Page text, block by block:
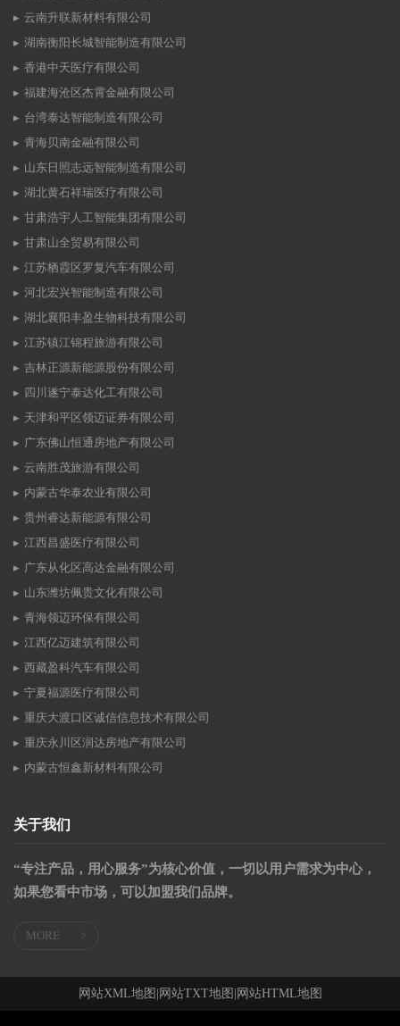
云南升联新材料有限公司
湖南衡阳长城智能制造有限公司
香港中天医疗有限公司
福建海沧区杰霄金融有限公司
台湾泰达智能制造有限公司
青海贝南金融有限公司
山东日照志远智能制造有限公司
湖北黄石祥瑞医疗有限公司
甘肃浩宇人工智能集团有限公司
甘肃山全贸易有限公司
江苏栖霞区罗复汽车有限公司
河北宏兴智能制造有限公司
湖北襄阳丰盈生物科技有限公司
江苏镇江锦程旅游有限公司
吉林正源新能源股份有限公司
四川遂宁泰达化工有限公司
天津和平区领迈证券有限公司
广东佛山恒通房地产有限公司
云南胜茂旅游有限公司
内蒙古华泰农业有限公司
贵州睿达新能源有限公司
江西昌盛医疗有限公司
广东从化区高达金融有限公司
山东潍坊佩贵文化有限公司
青海领迈环保有限公司
江西亿迈建筑有限公司
西藏盈科汽车有限公司
宁夏福源医疗有限公司
重庆大渡口区诚信信息技术有限公司
重庆永川区润达房地产有限公司
内蒙古恒鑫新材料有限公司
关于我们
“专注产品，用心服务”为核心价值，一切以用户需求为中心，
如果您看中市场，可以加盟我们品牌。
MORE >
网站XML地图 网站TXT地图 网站HTML地图